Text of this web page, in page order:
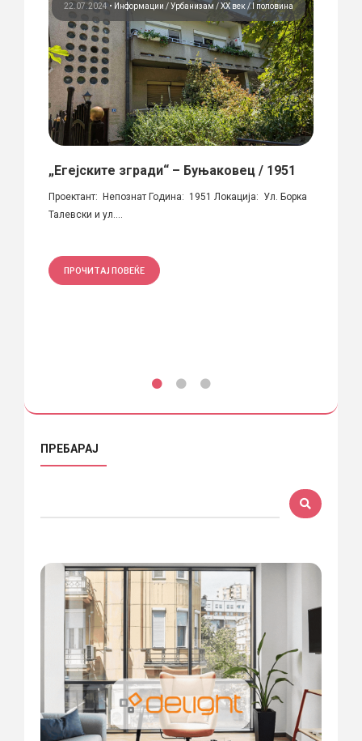
22.07.2024 • Информации Урбанизам ХХ век / I половина
„Егејските згради“ – Буњаковец / 1951
Проектант: Непознат Година: 1951 Локација: Ул. Борка
Талевски и ул....
ПРОЧИТАЈ ПОВЕЌЕ
ПРЕБАРАЈ